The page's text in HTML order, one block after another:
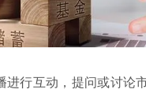
行互动，提问或讨论